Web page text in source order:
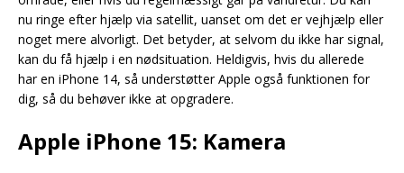
nu ringe efter hjælp via satellit, uanset om det er vejhjælp eller
noget mere alvorligt. Det betyder, at selvom du ikke har signal,
kan du få hjælp i en nødsituation. Heldigvis, hvis du allerede
har en iPhone 14, så understøtter Apple også funktionen for
dig, så du behøver ikke at opgradere.
Apple iPhone 15: Kamera